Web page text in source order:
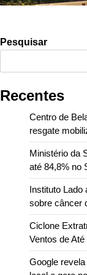
Pesquisar
Recentes
Centro de
resgate
Ministério da
até 84,8% no
Instituto Lado
sobre câncer
Ciclone
Ventos de
Google